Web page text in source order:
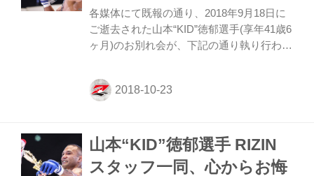
は必見です！ 概要 日時 2018年12月30日
10:00〜20:00 2018年12月31日 10:00〜24:00
場所 格闘技EXPO...
各媒体にて既報の通り、2018年9月18日に
ご逝去された山本“KID”徳郁選手(享年41歳6
ヶ月)のお別れ会が、下記の通り執り行われ
す。 【山本“KID”徳郁選手お別れ会】 日時 :
2018年11月4日(日) 14時〜15時 場所 : 青山
は混雑が予想されますので、電車・バス等
の公共交通機関のご利用ください。 <発起
山本“KID”徳郁選手 RIZIN
スタッフ一同、心からお悔